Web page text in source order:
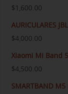
$1,600.00
AURICULARES
$4,000.00
Xiaomi Mi Band
$4,500.00
SMARTBAND M5